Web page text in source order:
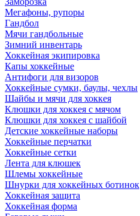
Мегафоны, рупоры
Гандбол
Мячи гандбольные
Зимний инвентарь
Хоккейная экипировка
Капы хоккейные
Антифоги для визоров
Хоккейные сумки, баулы, чехлы
Шайбы и мячи для хоккея
Клюшки для хоккея с мячом
Клюшки для хоккея с шайбой
Детские хоккейные наборы
Хоккейные перчатки
Хоккейные сетки
Лента для клюшек
Шлемы хоккейные
Шнурки для хоккейных ботинок
Хоккейная защита
Хоккейная форма